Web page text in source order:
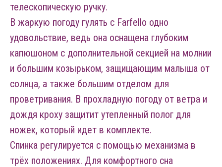
телескопическую ручку.
В жаркую погоду гулять с Farfello одно
удовольствие, ведь она оснащена глубоким
капюшоном с дополнительной секцией на молнии
и большим козырьком, защищающим малыша от
солнца, а также большим отделом для
проветривания. В прохладную погоду от ветра и
дождя кроху защитит утепленный полог для
ножек, который идет в комплекте.
Спинка регулируется с помощью механизма в
трёх положениях. Для комфортного сна